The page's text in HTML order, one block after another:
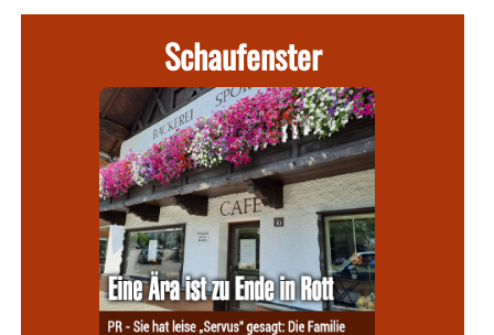
Schaufenster